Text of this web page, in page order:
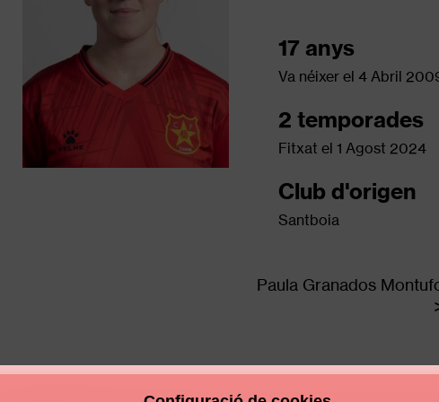
17 anys
Va néixer el 4 Abril
2 temporades
Fitxat el 1 Agost 2024
Club d'origen
Santboia
Paula Granados